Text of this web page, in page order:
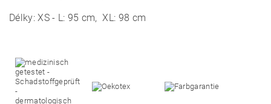
Délky: XS - L: 95 cm, XL: 98 cm